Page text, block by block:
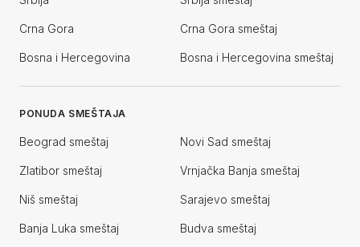
Crna Gora Crna Gora smeštaj
Bosna i Hercegovina Bosna i Hercegovina smeštaj
PONUDA SMEŠTAJA
Beograd smeštaj Novi Sad smeštaj
Zlatibor smeštaj Vrnjačka Banja smeštaj
Niš smeštaj Sarajevo smeštaj
Banja Luka smeštaj Budva smeštaj